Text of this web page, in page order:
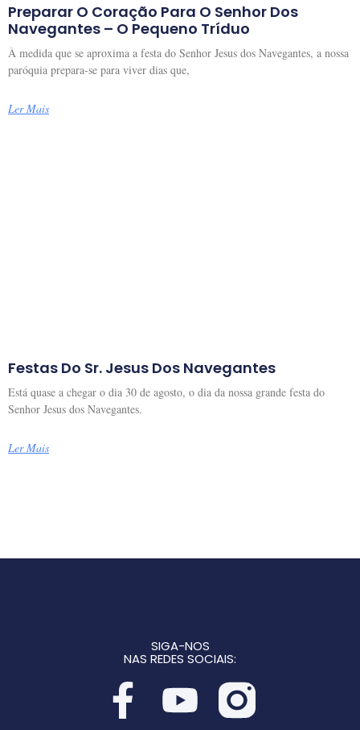
Preparar O Coração Para O Senhor Dos
Navegantes – O Pequeno Tríduo
À medida que se aproxima a festa do Senhor Jesus dos Navegantes, a nossa
paróquia prepara-se para viver dias que,
Ler Mais
Festas Do Sr. Jesus Dos Navegantes
Está quase a chegar o dia 30 de agosto, o dia da nossa grande festa do
Senhor Jesus dos Navegantes.
Ler Mais
SIGA-NOS
NAS REDES SOCIAIS: